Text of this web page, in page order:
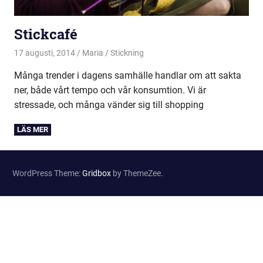
Stickcafé
17 augusti, 2014 Maria Stickning
Många trender i dagens samhälle handlar om att sakta
ner, både vårt tempo och vår konsumtion. Vi är
stressade, och många vänder sig till shopping
WordPress Theme:Gridbox by ThemeZee.